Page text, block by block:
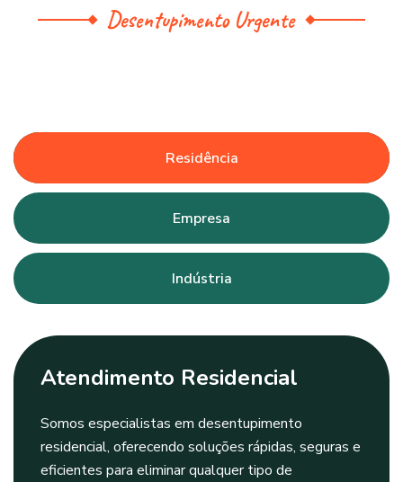
Desentupimento Urgente
Residência
Empresa
Indústria
Atendimento Residencial
Somos especialistas em desentupimento
residencial, oferecendo soluções rápidas, seguras e
eficientes para eliminar qualquer tipo de